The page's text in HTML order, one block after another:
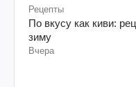
Рецепты
По вкусу как киви:
зиму
Вчера